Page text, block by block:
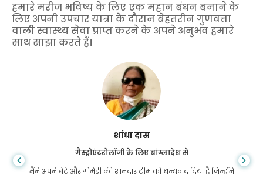
हमारे मरीज भविष्य के लिए एक महान बंधन बनाने के
लिए अपनी उपचार यात्रा के दौरान बेहतरीन गुणवत्ता
वाली स्वास्थ्य सेवा प्राप्त करने के अपने अनुभव हमारे
साथ साझा करते हैं।
शांधा दास
गैस्ट्रोएंटरोलॉजी के लिए बांग्लादेश से
मैंने अपने बेटे और गोमेडी की शानदार टीम को धन्यवाद दिया है जिन्होंने